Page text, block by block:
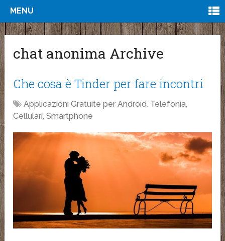
MENU
chat anonima Archive
Che cosa è Tinder per fare incontri
Applicazioni Gratuite per Android, Telefonia,
Cellulari, Smartphone